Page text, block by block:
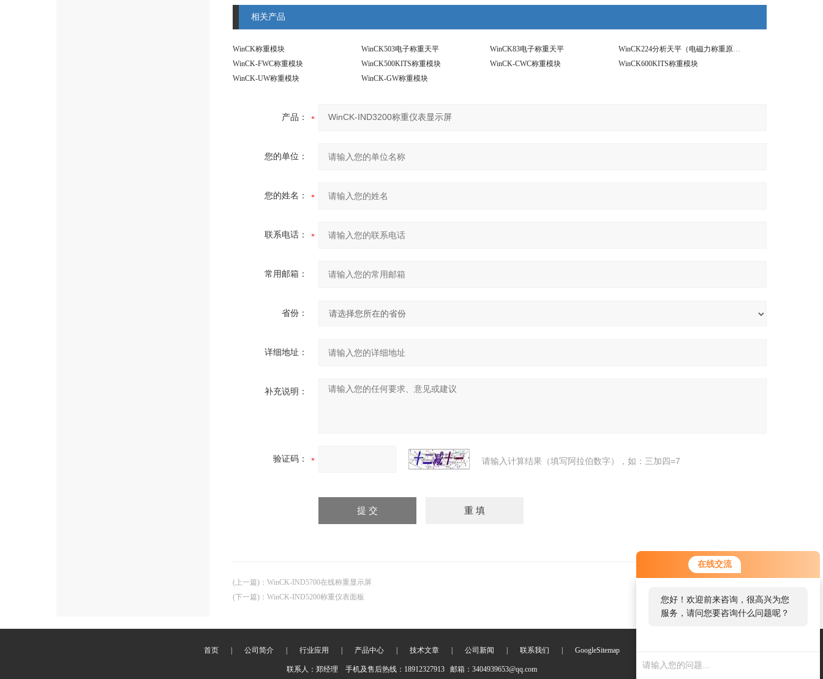
在线交流
您好！欢迎前来咨询，很高兴为您
服务，请问您要咨询什么问题呢？
相关产品
WinCK称重模块 WinCK503电子称重天平 WinCK83电子称重天平
WinCK224分析天平（电磁力称重原理）
WinCK-FWC称重模块
WinCK500KITS称重模块 WinCK-CWC称重模块
WinCK600KITS称重模块
WinCK-UW称重模块
WinCK-GW称重模块
产品：
您的单位：
您的姓名：
联系电话：
常用邮箱：
省份：
详细地址：
补充说明：
验证码： 请输入计算结果（填写阿拉伯数字），如：三加四=7
(上一篇) ： WinCK-IND5700在线称重显示屏
(下一篇) ： WinCK-IND5200称重仪表面板
首页 公司简介 行业应用 产品中心 技术文章 公司新闻 联系我们 GoogleSitemap
联系人：郑经理 手机及售后热线：18912327913 邮箱：3404939653@qq.com